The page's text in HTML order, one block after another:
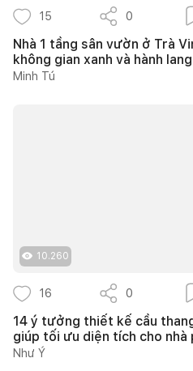
15 0
Nhà 1 tầng sân vườn ở Trà
không gian xanh và hành
Minh Tú
10.260
16 0
14 ý tưởng thiết kế cầu
giúp tối ưu diện tích cho nhà
Như Ý